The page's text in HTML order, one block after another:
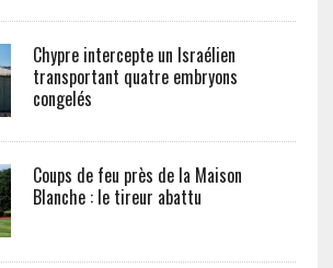
Chypre intercepte un Israélien
transportant quatre embryons
congelés
Coups de feu près de la Maison
Blanche : le tireur abattu